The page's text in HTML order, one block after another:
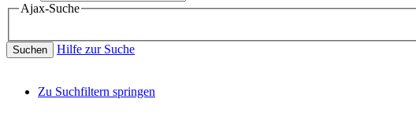
Ajax-Suche
Suchen Hilfe zur Suche
Zu Suchfiltern springen